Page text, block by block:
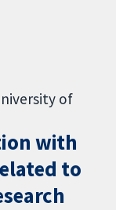
of
with
to